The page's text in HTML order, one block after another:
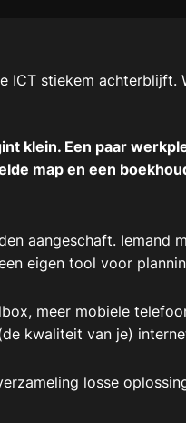
ICT stiekem achterblijft.
klein. Een paar
map en een
aangeschaft. Iemand
eigen tool voor
meer mobiele
kwaliteit van je)
losse